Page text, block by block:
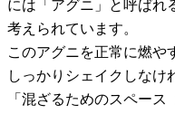
には「アグニ」と呼ばれ
考えられています。
このアグニを正常に燃や
しっかりシェイクしなけ
「混ざるためのスペー